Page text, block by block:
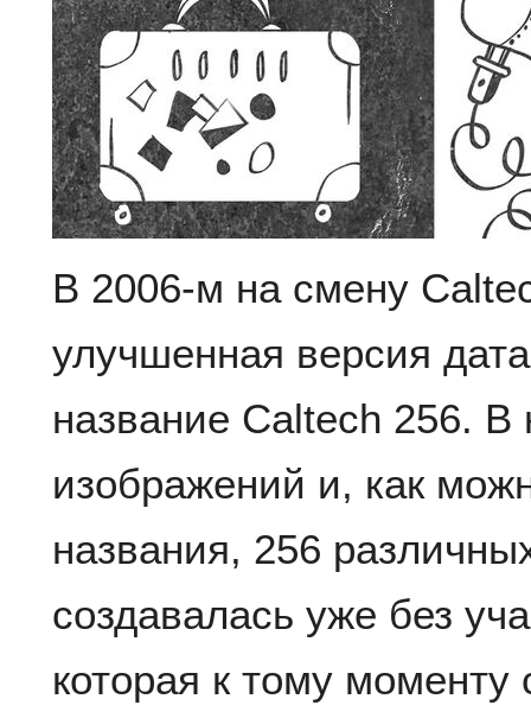
В 2006-м на смену
улучшенная версия
название Caltech 256.
изображений и, как
названия, 256
создавалась уже без
которая к тому моменту